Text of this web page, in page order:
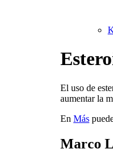
El uso de
aumentar la
En Más
Marco